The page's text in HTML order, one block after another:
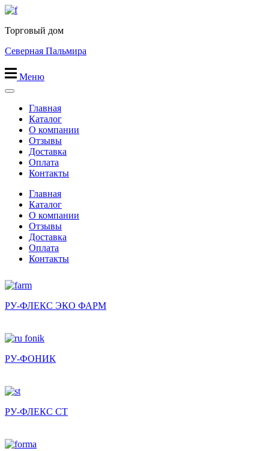
Перейти
содержимому
Торговый дом
Северная Пальмира
Меню
Главная
Каталог
О компании
Отзывы
Доставка
Оплата
Контакты
Главная
Каталог
О компании
Отзывы
Доставка
Оплата
Контакты
РУ-ФЛЕКС ЭКО ФАРМ
РУ-ФОНИК
РУ-ФЛЕКС СТ